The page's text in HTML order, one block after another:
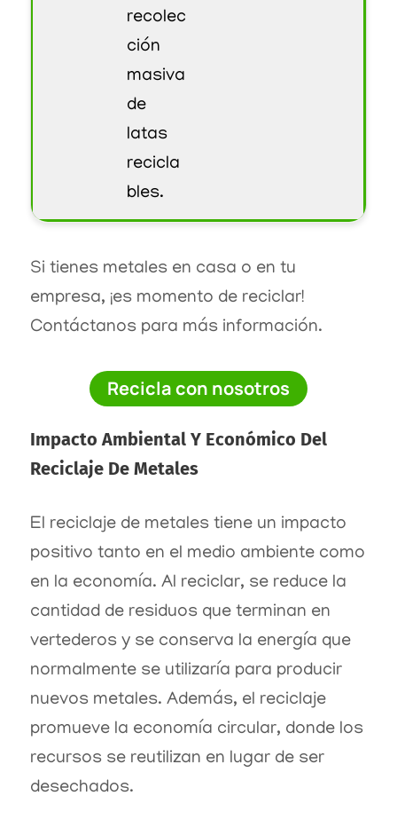
recolec
ción
masiva
de
latas
recicla
bles.
Si tienes metales en casa o en tu
empresa, ¡es momento de reciclar!
Contáctanos para más información.
Recicla con nosotros
Impacto Ambiental Y Económico Del
Reciclaje De Metales
El reciclaje de metales tiene un impacto
positivo tanto en el medio ambiente como
en la economía. Al reciclar, se reduce la
cantidad de residuos que terminan en
vertederos y se conserva la energía que
normalmente se utilizaría para producir
nuevos metales. Además, el reciclaje
promueve la economía circular, donde los
recursos se reutilizan en lugar de ser
desechados.